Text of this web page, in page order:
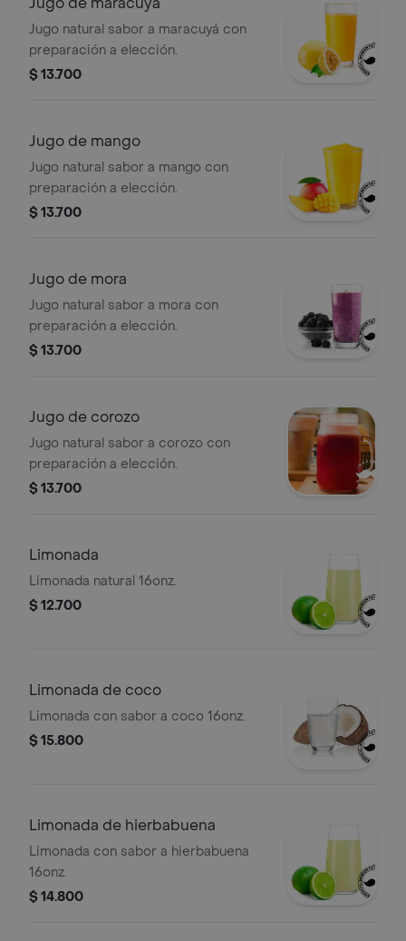
Jugo natural sabor a maracuyá con
preparación a elección.
$ 13.700
Jugo de mango
Jugo natural sabor a mango con
preparación a elección.
$ 13.700
Jugo de mora
Jugo natural sabor a mora con
preparación a elección.
$ 13.700
Jugo de corozo
Jugo natural sabor a corozo con
preparación a elección.
$ 13.700
Limonada
Limonada natural 16onz.
$ 12.700
Limonada de coco
Limonada con sabor a coco 16onz.
$ 15.800
Limonada de hierbabuena
Limonada con sabor a hierbabuena
16onz.
$ 14.800